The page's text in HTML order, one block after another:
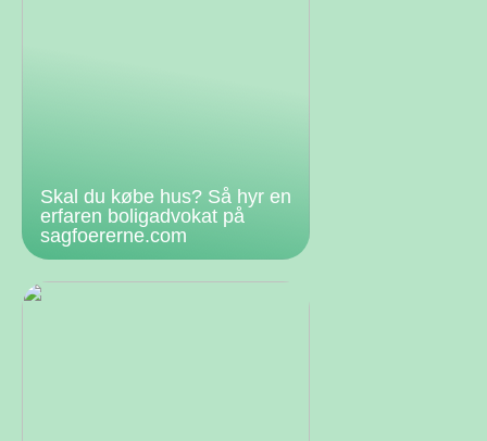
Skal du købe hus? Så hyr en
erfaren boligadvokat på
sagfoererne.com